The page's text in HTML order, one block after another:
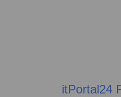
itPortal24